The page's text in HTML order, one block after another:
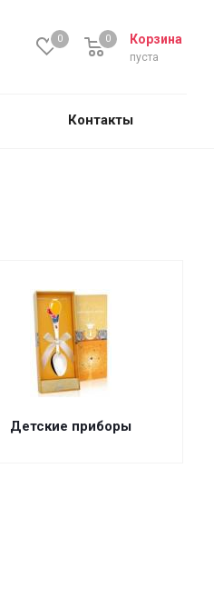
0 Корзина
0
пуста
0
Контакты
Детские приборы